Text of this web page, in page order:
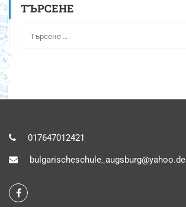
ТЪРСЕНЕ
017647012421
bulgarischeschule_augsburg@yahoo.de